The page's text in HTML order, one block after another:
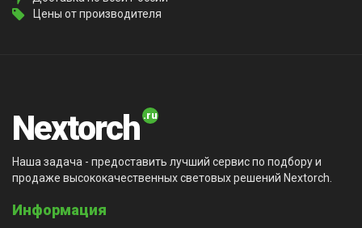
Цены от производителя
Nextorch
Наша задача - предоставить лучший сервис по подбору и
продаже высококачественных световых решений Nextorch.
Информация